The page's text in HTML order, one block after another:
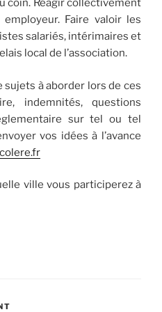
coin. Réagir collectivement
Faire valoir les
salariés, intérimaires et
local de l’association.
sujets à aborder lors de ces
indemnités, questions
sur tel ou tel
vos idées à l’avance
ville vous participerez à